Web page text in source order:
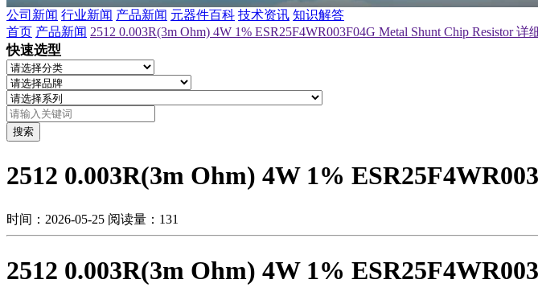
公司新闻 行业新闻 产品新闻 元器件百科 技术资讯 知识解答
首页 产品新闻 2512 0.003R(3m Ohm) 4W 1% ESR25F4WR003F04G Metal Shunt Chip Resistor 详
快速选型
搜索
2512 0.003R(3m Ohm) 4W 1%
时间：2026-05-25 阅读量：131
2512 0.003R(3m Ohm) 4W 1%